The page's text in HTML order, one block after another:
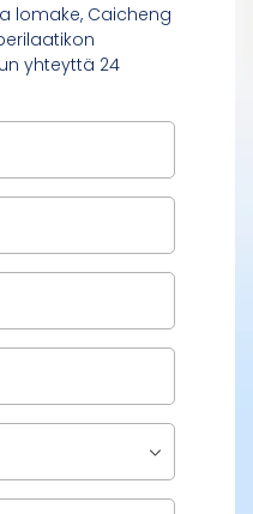
lomake, Caicheng
yhteyttä 24